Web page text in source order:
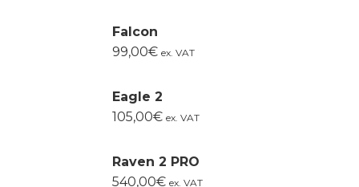
Falcon
99,00€ ex. VAT
Eagle 2
105,00€ ex. VAT
Raven 2 PRO
540,00€ ex. VAT